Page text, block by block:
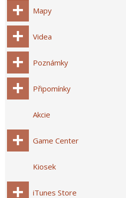
Mapy
Videa
Poznámky
Připomínky
Akcie
Game Center
Kiosek
iTunes Store